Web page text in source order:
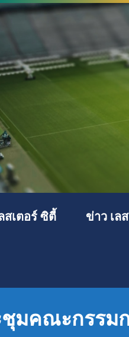
สเตอร์ ซิตี้ ข่าว เล
มคณะกรรม